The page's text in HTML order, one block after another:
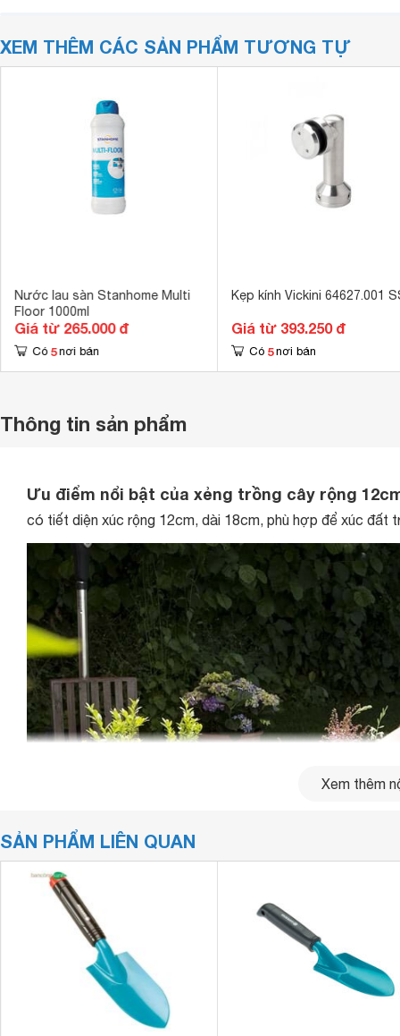
XEM THÊM CÁC SẢN PHẨM TƯƠNG TỰ
Nước lau sàn Stanhome Multi
Floor 1000ml
Giá từ 265.000 đ
Có 5 nơi bán
Kẹp kính Vickini 64627.001
Giá từ 393.250 đ
Có 5 nơi bán
Thông tin sản phẩm
Ưu điểm nổi bật của xẻng trồng cây rộng
có tiết diện xúc rộng 12cm, dài 18cm, phù hợp để xúc đất
Xem thêm
SẢN PHẨM LIÊN QUAN